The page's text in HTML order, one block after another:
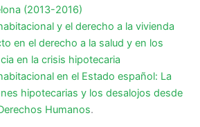
(2013-2016)
y el derecho a la vivienda
en el derecho a la salud y en los
en la crisis hipotecaria
en el Estado español: La
hipotecarias y los desalojos desde
Humanos.